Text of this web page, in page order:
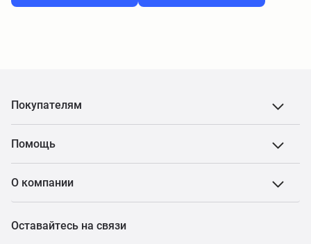
Покупателям
Помощь
О компании
Оставайтесь на связи